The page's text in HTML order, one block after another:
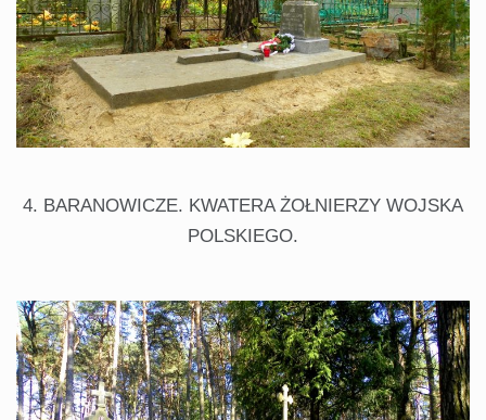
4. BARANOWICZE. KWATERA ŻOŁNIERZY WOJSKA
POLSKIEGO.